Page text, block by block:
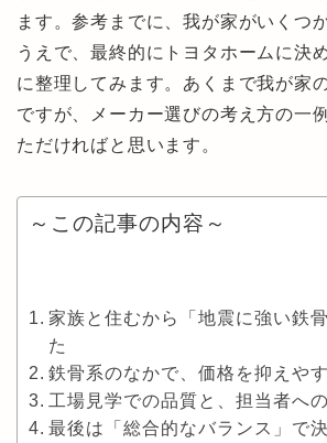
ます。参考までに、我が家がいくつ
うえで、最終的にトヨタホームに決
に整理してみます。あくまで我が家
ですが、メーカー選びの考え方の一
ただければと思います。
～この記事の内容～
家族と住むから「地震に強い鉄
た
鉄骨系のなかで、価格を抑えや
工場見学での品質と、担当者へ
最後は「総合的なバランス」で